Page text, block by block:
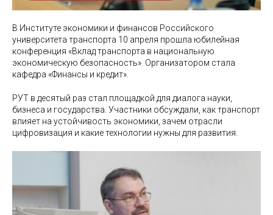
В Институте экономики и финансов Российского
университета транспорта 10 апреля прошла юбилейная
конференция «Вклад транспорта в национальную
экономическую безопасность». Организатором стала
кафедра «Финансы и кредит».
РУТ в десятый раз стал площадкой для диалога науки,
бизнеса и государства. Участники обсуждали, как транспорт
влияет на устойчивость экономики, зачем отрасли
цифровизация и какие технологии нужны для развития.